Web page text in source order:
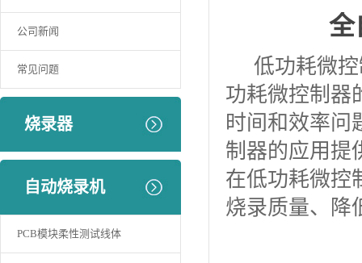
公司新闻
常见问题
烧录器
自动烧录机
PCB模块柔性测试线体
全
低功耗微控
功耗微控制器
时间和效率问
制器的应用提
在低功耗微控
烧录质量、降